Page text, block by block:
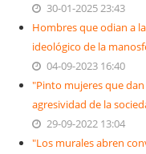
30-01-2025 23:43
Hombres que odian a
ideológico de la
04-09-2023 16:40
"Pinto mujeres que
agresividad de la
29-09-2022 13:04
"Los murales abren